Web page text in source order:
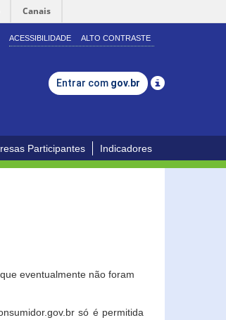
Canais
ACESSIBILIDADE ALTO CONTRASTE
Entrar com gov.br
Participantes Indicadores
eventualmente não foram
só é permitida